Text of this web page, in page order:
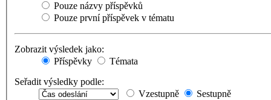
Pouze názvy příspěvků
Pouze první příspěvek v tématu
Zobrazit výsledek jako:
Příspěvky
Témata
Seřadit výsledky podle:
Vzestupně
Sestupně